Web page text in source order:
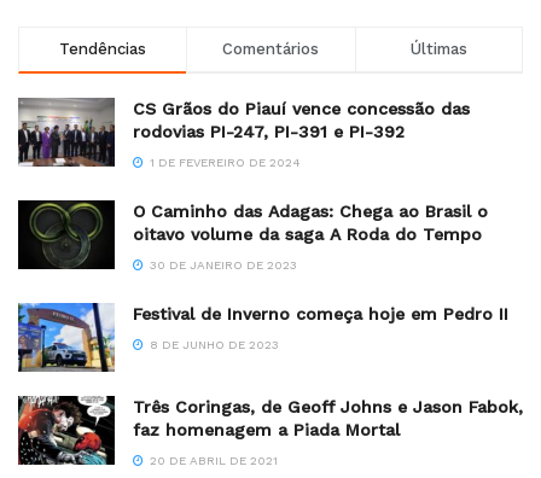
Tendências Comentários Últimas
CS Grãos do Piauí vence concessão das
rodovias PI-247, PI-391 e PI-392
1 DE FEVEREIRO DE 2024
O Caminho das Adagas: Chega ao Brasil o
oitavo volume da saga A Roda do Tempo
30 DE JANEIRO DE 2023
Festival de Inverno começa hoje em Pedro II
8 DE JUNHO DE 2023
Três Coringas, de Geoff Johns e Jason Fabok,
faz homenagem a Piada Mortal
20 DE ABRIL DE 2021